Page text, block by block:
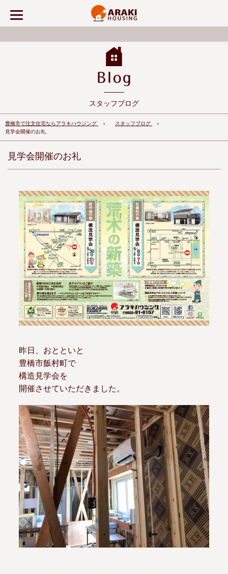
スタッフブログ
豊橋市で注文住宅ならアラキハウジング
スタッフブログ
見学会開催のお礼
見学会開催のお礼
昨日、おとといと
豊橋市飯村町で
構造見学会を
開催させていただきました。